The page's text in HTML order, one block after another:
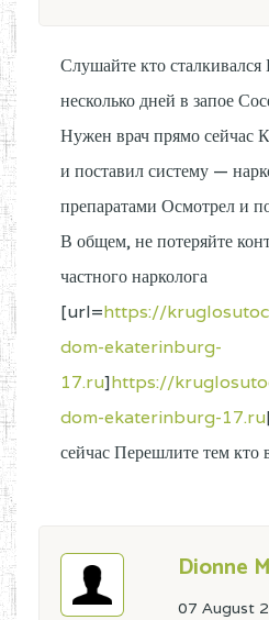
Слушайте кто
несколько дней в запое
Нужен врач прямо сейчас
и поставил систему —
препаратами Осмотрел и
В общем, не потеряйте
частного нарколога
[url=https://
dom-ekaterinburg-
17.ru]https://
dom-ekaterinburg-17.ru
сейчас Перешлите тем кто
Dionne
07 August